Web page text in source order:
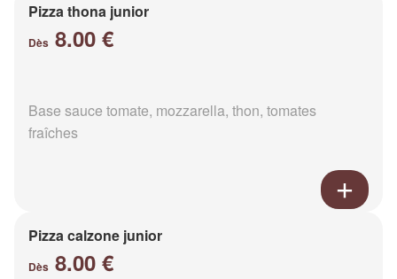
Pizza thona junior
Dès 8.00 €
Base sauce tomate, mozzarella, thon, tomates
fraîches
Pizza calzone junior
Dès 8.00 €